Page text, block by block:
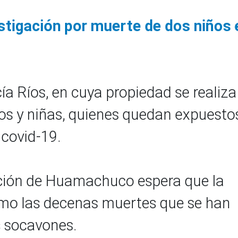
por muerte de dos niños
Ríos, en cuya propiedad se realiza
y niñas, quienes quedan
19.
de Huamachuco espera que la
las decenas muertes que se han